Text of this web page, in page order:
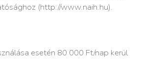
(http://www.naih.hu).
esetén 80 000 Ft/nap kerül